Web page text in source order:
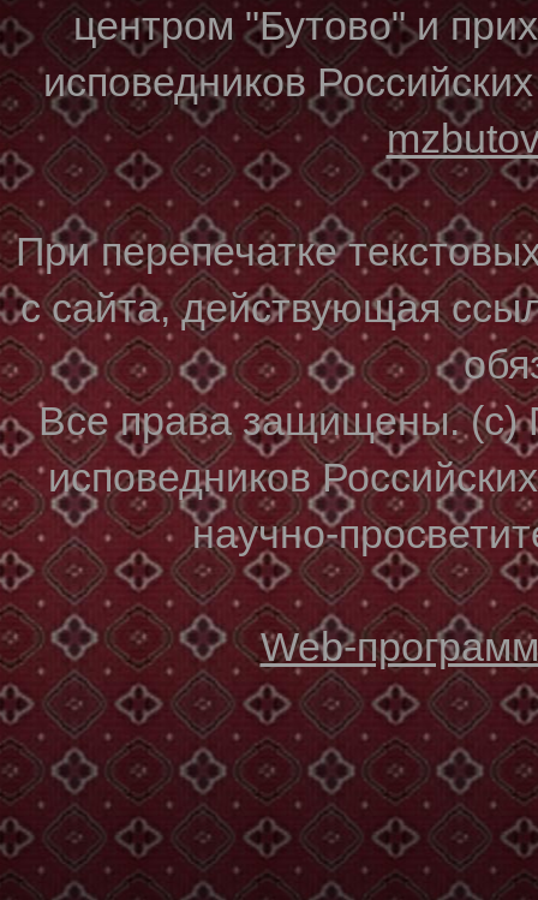
центром "Бутово" и
исповедников
При перепечатке
с сайта, действующая
Все права защищены. (с)
исповедников
научно-
Web-